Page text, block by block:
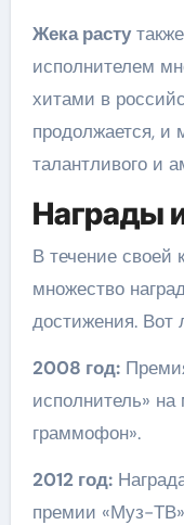
Жека расту
исполнителем
хитами в
продолжается, и
талантливого и
Награды
В течение своей
множество
достижения. Вот
2008 год:
исполнитель»
граммофон».
2012 год:
премии «Муз-ТВ»